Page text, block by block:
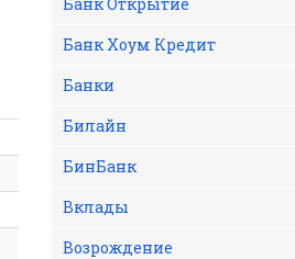
Банк Хоум Кредит
Банки
Билайн
БинБанк
Вклады
Возрождение